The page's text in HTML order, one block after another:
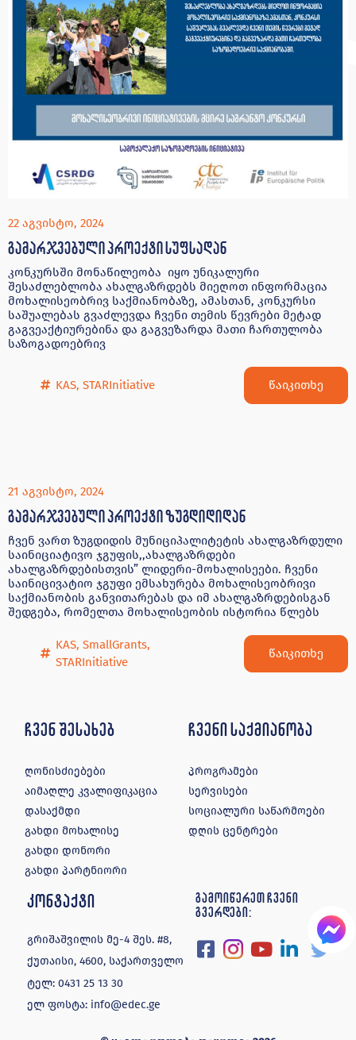
22 აგვისტო, 2024
გამარჯვებული პროექტი სუფსადან
კონკურსში მონაწილეობა იყო უნიკალური
შესაძლებლობა ახალგაზრდებს მიეღოთ ინფორმაცია
მოხალისეობრივ საქმიანობაზე, ამასთან, კონკურსი
საშუალებას გვაძლევდა ჩვენი თემის წევრები მეტად
გაგვეაქტიურებინა და გაგვეზარდა მათი ჩართულობა
საზოგადოებრივ
KAS, STARInitiative წაიკითხე
21 აგვისტო, 2024
გამარჯვებული პროექტი ზუგდიდიდან
ჩვენ ვართ ზუგდიდის მუნიციპალიტეტის ახალგაზრდული
საინიციატივო ჯგუფის,,ახალგაზრდები
ახალგაზრდებისთვის” ლიდერი-მოხალისეები. ჩვენი
საინიცივატიო ჯგუფი ემსახურება მოხალისეობრივი
საქმიანობის განვითარებას და იმ ახალგაზრდებისგან
შედგება, რომელთა მოხალისეობის ისტორია წლებს
KAS, SmallGrants,
STARInitiative
წაიკითხე
ჩვენ შესახებ
ღონისძიებები
აიმაღლე კვალიფიკაცია
დასაქმდი
გახდი მოხალისე
გახდი დონორი
გახდი პარტნიორი
ჩვენი საქმიანობა
პროგრამები
სერვისები
სოციალური საწარმოები
დღის ცენტრები
კონტაქტი
გრიშაშვილის მე-4 შეს. #8,
ქუთაისი, 4600, საქართველო
ტელ:0431 25 13 30
ელ ფოსტა: info@edec.ge
გამოიწერეთ ჩვენი
გვერდები: